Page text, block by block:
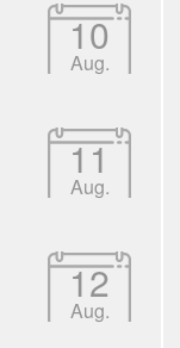
10
Aug.
11
Aug.
12
Aug.